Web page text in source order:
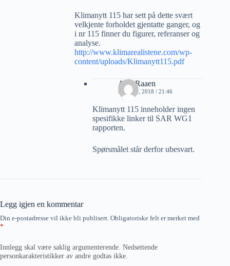
Klimanytt 115 har sett på dette svært
velkjente forholdet gjentatte ganger, og
i nr 115 finner du figurer, referanser og
analyse.
http://www.klimarealistene.com/wp-
content/uploads/Klimanytt115.pdf
A M Raaen
9 APRIL, 2018 / 21:46
Klimanytt 115 inneholder ingen
spesifikke linker til SAR WG1
rapporten.
Spørsmålet står derfor ubesvart.
Legg igjen en kommentar
Din e-postadresse vil ikke bli publisert. Obligatoriske felt er merket med
*
Innlegg skal være saklig argumenterende. Nedsettende
personkarakteristikker av andre godtas ikke.